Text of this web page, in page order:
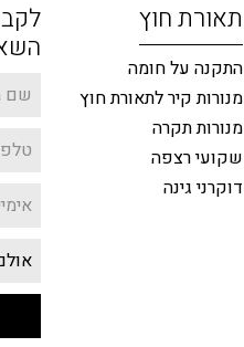
תאורת חוץ
התקנה על חומה
מנורות קיר לתאורת חוץ
מנורות תקרה
שקועי רצפה
דוקרני גינה